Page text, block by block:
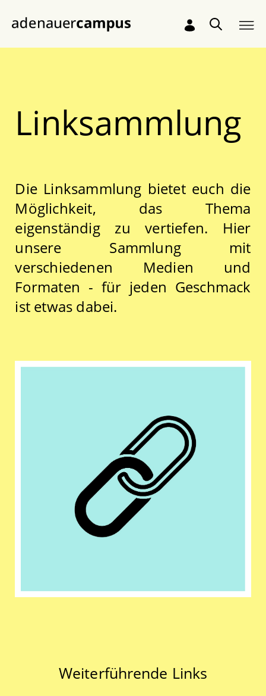
Linksammlung
Die Linksammlung bietet euch die
Möglichkeit, das Thema
eigenständig zu vertiefen. Hier
unsere Sammlung mit
verschiedenen Medien und
Formaten - für jeden Geschmack
ist etwas dabei.
Weiterführende Links